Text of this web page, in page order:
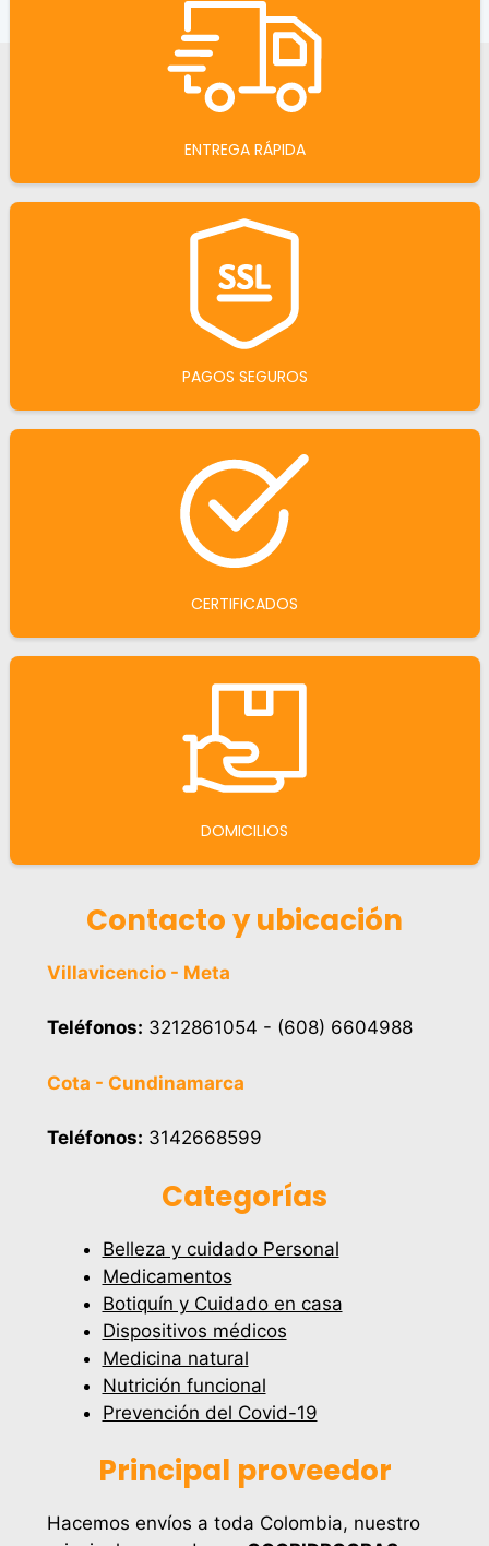
ENTREGA RÁPIDA
PAGOS SEGUROS
CERTIFICADOS
DOMICILIOS
Contacto y ubicación
Villavicencio - Meta
Teléfonos: 3212861054 - (608) 6604988
Cota - Cundinamarca
Teléfonos: 3142668599
Categorías
Belleza y cuidado Personal
Medicamentos
Botiquín y Cuidado en casa
Dispositivos médicos
Medicina natural
Nutrición funcional
Prevención del Covid-19
Principal proveedor
Hacemos envíos a toda Colombia, nuestro